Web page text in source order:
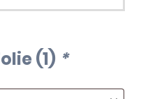
(1) *